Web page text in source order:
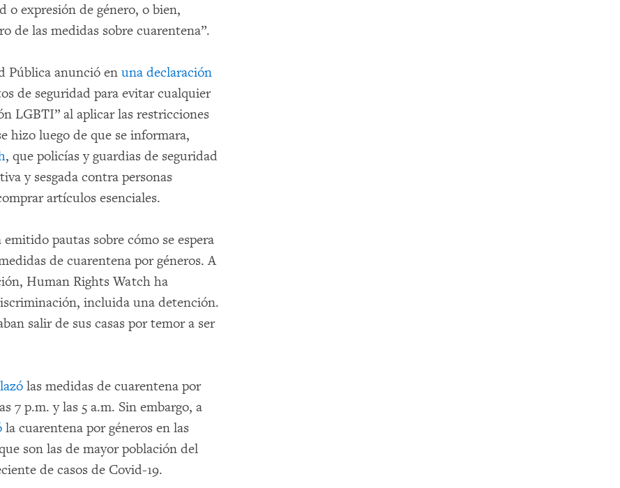
expresión de género, o bien,
de las medidas sobre cuarentena”.
Pública anunció en una declaración
de seguridad para evitar cualquier
LGBTI” al aplicar las restricciones
hizo luego de que se informara,
, que policías y guardias de seguridad
y sesgada contra personas
artículos esenciales.
pautas sobre cómo se espera
de cuarentena por géneros. A
Human Rights Watch ha
incluida una detención.
salir de sus casas por temor a ser
las medidas de cuarentena por
7 p.m. y las 5 a.m. Sin embargo, a
la cuarentena por géneros en las
son las de mayor población del
de casos de Covid-19.